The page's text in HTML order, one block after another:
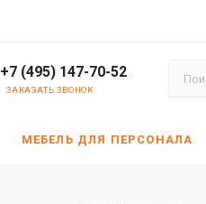
+7 (495) 147-70-52
ЗАКАЗАТЬ ЗВОНОК
МЕБЕЛЬ ДЛЯ ПЕРСОНАЛА